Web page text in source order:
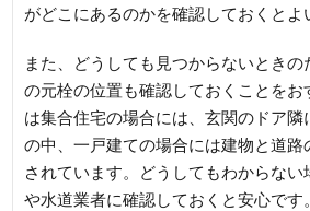
がどこにあるのかを確認しておくとよ
また、どうしても見つからないとき
の元栓の位置も確認しておくことをお
は集合住宅の場合には、玄関のドア隣
の中、一戸建ての場合には建物と道路
されています。どうしてもわからない
や水道業者に確認しておくと安心です。